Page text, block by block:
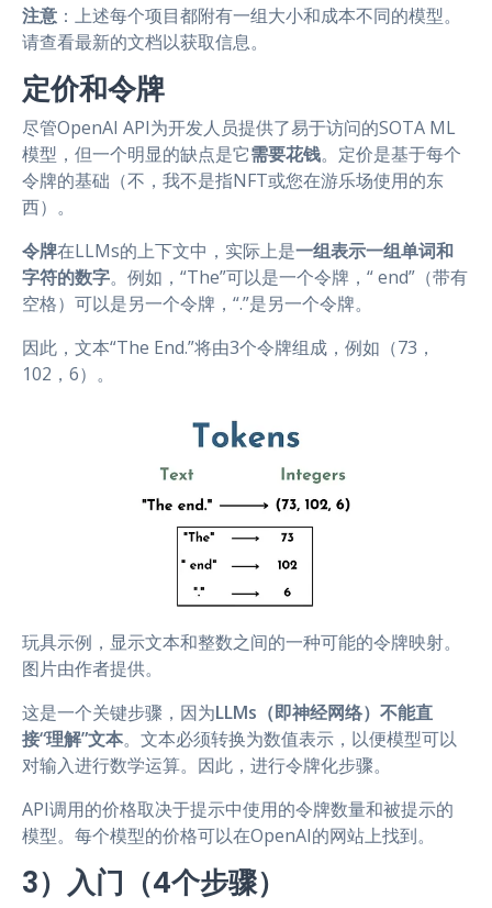
注意 ：上述每个项目都附有一组大小和成本不同的模型。
请查看最新的文档以获取信息。
定价和令牌
尽管OpenAI API为开发人员提供了易于访问的SOTA ML
模型，但一个明显的缺点是它需要花钱。定价是基于每个
令牌的基础（不，我不是指NFT或您在游乐场使用的东
西）。
令牌在LLMs的上下文中，实际上是一组表示一组单词和
字符的数字。例如，“The”可以是一个令牌，“ end”（带有
空格）可以是另一个令牌，“.”是另一个令牌。
因此，文本“The End.”将由3个令牌组成，例如（73，
102，6）。
玩具示例，显示文本和整数之间的一种可能的令牌映射。
图片由作者提供。
这是一个关键步骤，因为LLMs（即神经网络）不能直
接“理解”文本。文本必须转换为数值表示，以便模型可以
对输入进行数学运算。因此，进行令牌化步骤。
API调用的价格取决于提示中使用的令牌数量和被提示的
模型。每个模型的价格可以在OpenAI的网站上找到。
3）入门（4个步骤）